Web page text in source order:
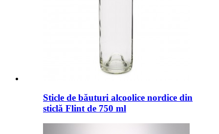
Sticle de băuturi alcoolice nordice din
sticlă Flint de 750 ml